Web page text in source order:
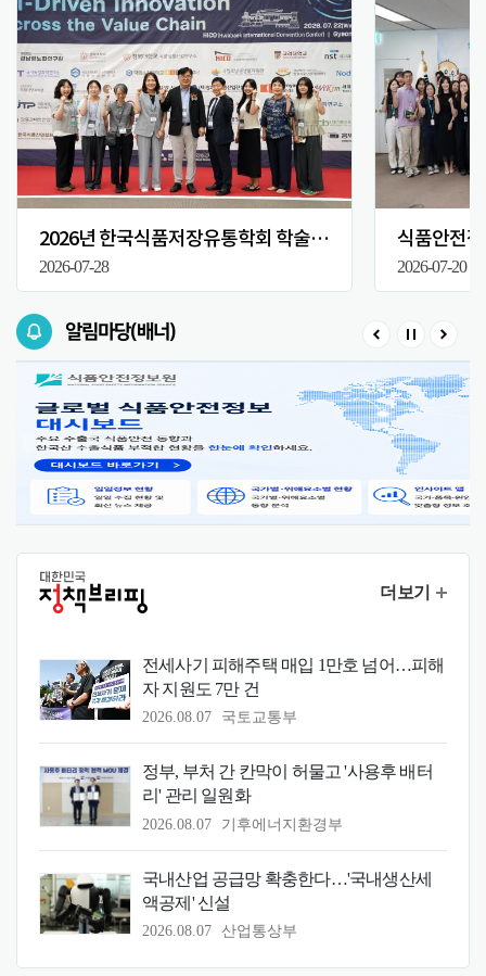
2026년 한국식품저장유통학회 학술대회
2026-07-28
식품안전
2026-07-20
알림마당(배너)